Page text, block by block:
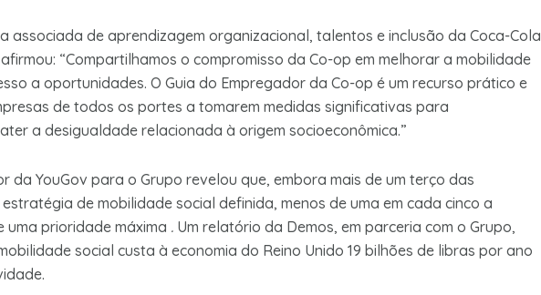
associada de aprendizagem organizacional, talentos e inclusão da Coca-Cola
“Compartilhamos o compromisso da Co-op em melhorar a mobilidade
a oportunidades. O Guia do Empregador da Co-op é um recurso prático e
de todos os portes a tomarem medidas significativas para
a desigualdade relacionada à origem socioeconômica.”
da YouGov para o Grupo revelou que, embora mais de um terço das
de mobilidade social definida, menos de uma em cada cinco a
uma prioridade máxima . Um relatório da Demos, em parceria com o Grupo,
social custa à economia do Reino Unido 19 bilhões de libras por ano